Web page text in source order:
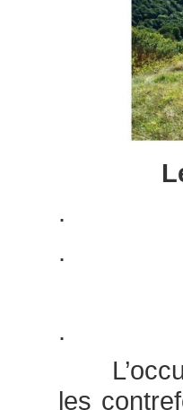
.
.
.
les